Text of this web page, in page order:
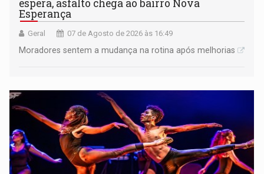
espera, asfalto chega ao bairro Nova
Esperança
Geral 07 de Agosto de 2026 às 16:49
Moradores sentem a mudança na rotina após melhorias